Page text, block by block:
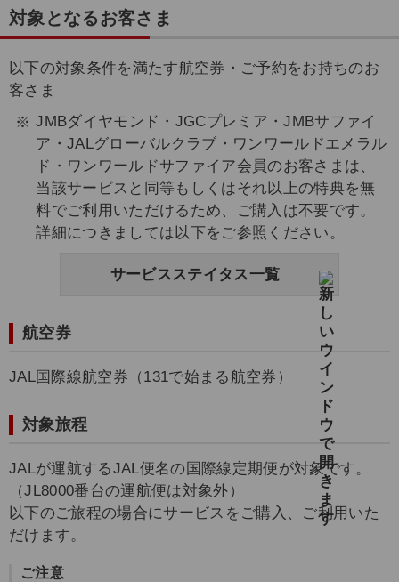
対象となるお客さま
以下の対象条件を満たす航空券・ご予約をお持ちのお
客さま
JMBダイヤモンド・JGCプレミア・JMBサファイ
ア・JALグローバルクラブ・ワンワールドエメラル
ド・ワンワールドサファイア会員のお客さまは、
当該サービスと同等もしくはそれ以上の特典を無
料でご利用いただけるため、ご購入は不要です。
詳細につきましては以下をご参照ください。
サービスステイタス一覧
航空券
JAL国際線航空券（131で始まる航空券）
対象旅程
JALが運航するJAL便名の国際線定期便が対象です。
（JL8000番台の運航便は対象外）
以下のご旅程の場合にサービスをご購入、ご利用いた
だけます。
ご注意